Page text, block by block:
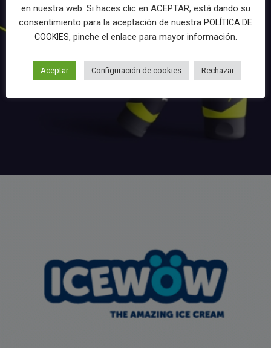
en nuestra web. Si haces clic en ACEPTAR, está dando su
consentimiento para la aceptación de nuestra POLÍTICA DE
COOKIES, pinche el enlace para mayor información.
Aceptar Configuración de cookies Rechazar